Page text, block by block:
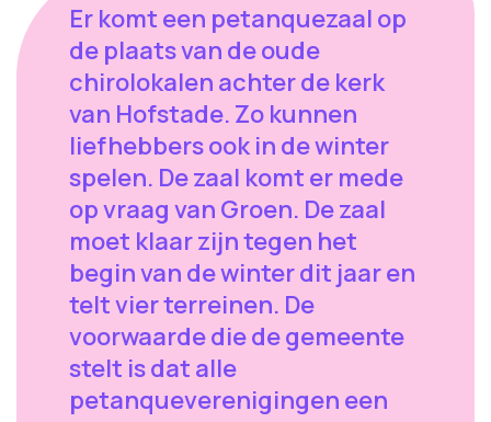
Er komt een petanquezaal op
de plaats van de oude
chirolokalen achter de kerk
van Hofstade. Zo kunnen
liefhebbers ook in de winter
spelen. De zaal komt er mede
op vraag van Groen. De zaal
moet klaar zijn tegen het
begin van de winter dit jaar en
telt vier terreinen. De
voorwaarde die de gemeente
stelt is dat alle
petanqueverenigingen een